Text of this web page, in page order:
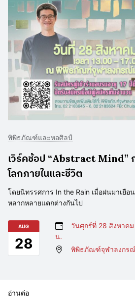
พิพิธภัณฑ์และหอศิลป์
เวิร์คช้อป “Abstract Mind”
โลกภายในและชีวิต
โดยนิทรรศการ In the Rain เมื่อฝนมาเยื
หลากหลายแตกต่างกันไป
AUG
28
วันศุกร์ที่ 28 สิงหาค
น.
พิพิธภัณฑ์จุฬาลงกร
อ่านต่อ